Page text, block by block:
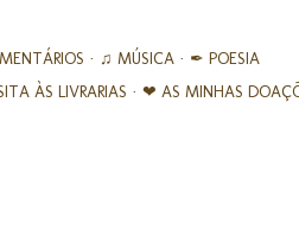
♫ MÚSICA
✒ POESIA
ÀS LIVRARIAS ❤ AS MINHAS